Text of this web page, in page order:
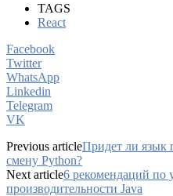
TAGS
React
Facebook
Twitter
WhatsApp
Linkedin
Telegram
VK
Previous articleПридет ли язык
смену Python?
Next article6 рекомендаций по
производительности Java